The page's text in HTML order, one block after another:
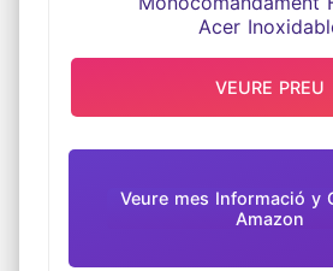
Veure mes Informació y
Amazon
VEURE PREU